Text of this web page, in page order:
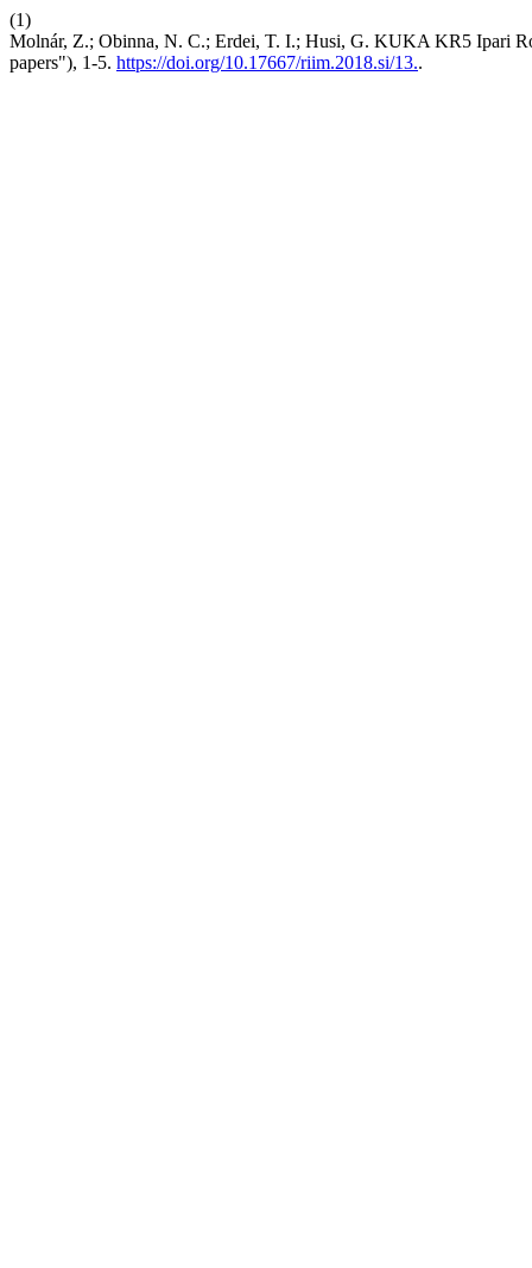
(1)
Molnár, Z.; Obinna, N. C.; Erdei, T. I.; Husi, G. KUKA KR5 Ipari
papers"), 1-5. https://doi.org/10.17667/riim.2018.si/13..